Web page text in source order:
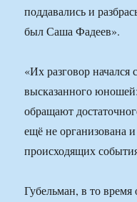
поддавались и
был Саша Фадеев».
«Их разговор
высказанного
обращают
ещё не организована
происходящих
Губельман, в то время